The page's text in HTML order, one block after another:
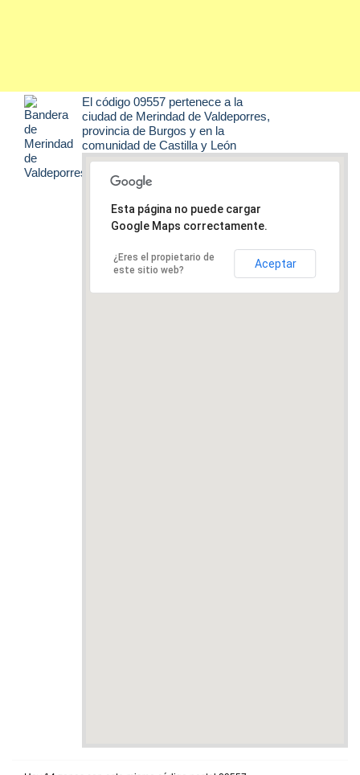
El código 09557 pertenece a la
ciudad de Merindad de Valdeporres,
provincia de Burgos y en la
comunidad de Castilla y León
Esta página no puede cargar
Google Maps correctamente.
¿Eres el propietario de
este sitio web?
Aceptar